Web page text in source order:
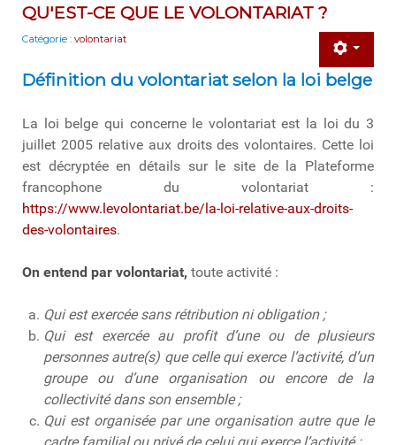
QU'EST-CE QUE LE VOLONTARIAT ?
Catégorie : volontariat
Définition du volontariat selon la loi belge
La loi belge qui concerne le volontariat est la loi du 3
juillet 2005 relative aux droits des volontaires. Cette loi
est décryptée en détails sur le site de la Plateforme
francophone du volontariat :
https://www.levolontariat.be/la-loi-relative-aux-droits-
des-volontaires.
On entend par volontariat, toute activité :
Qui est exercée sans rétribution ni obligation ;
Qui est exercée au profit d’une ou de plusieurs
personnes autre(s) que celle qui exerce l’activité, d’un
groupe ou d’une organisation ou encore de la
collectivité dans son ensemble ;
Qui est organisée par une organisation autre que le
cadre familial ou privé de celui qui exerce l’activité ;